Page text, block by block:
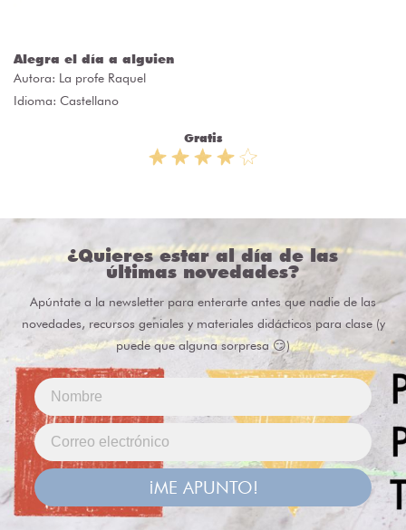
Alegra el día a alguien
Autora: La profe Raquel
Idioma: Castellano
Gratis
¿Quieres estar al día de las
últimas novedades?
Apúntate a la newsletter para enterarte antes que nadie de las
novedades, recursos geniales y materiales didácticos para clase (y
puede que alguna sorpresa 😏)
¡ME APUNTO!